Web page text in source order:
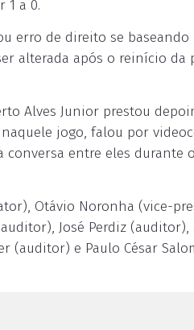
1 a 0.
erro de direito se baseando
alterada após o reinício da
Alves Junior prestou
jogo, falou por
entre eles durante
Otávio Noronha (vice-
José Perdiz
e Paulo César